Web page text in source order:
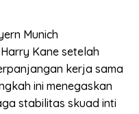
Munich
Kane setelah
kerja sama
ini menegaskan
stabilitas skuad inti